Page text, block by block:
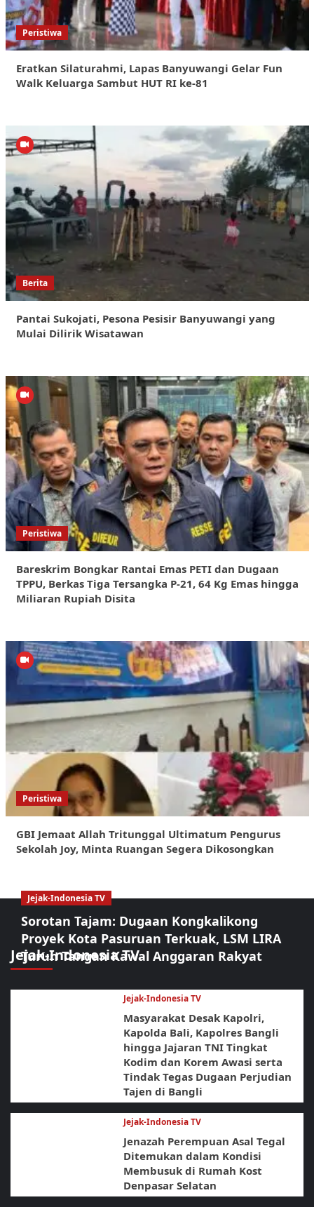
Peristiwa
Eratkan Silaturahmi, Lapas Banyuwangi Gelar Fun
Walk Keluarga Sambut HUT RI ke-81
Berita
Pantai Sukojati, Pesona Pesisir Banyuwangi yang
Mulai Dilirik Wisatawan
Peristiwa
Bareskrim Bongkar Rantai Emas PETI dan Dugaan
TPPU, Berkas Tiga Tersangka P-21, 64 Kg Emas hingga
Miliaran Rupiah Disita
Peristiwa
GBI Jemaat Allah Tritunggal Ultimatum Pengurus
Sekolah Joy, Minta Ruangan Segera Dikosongkan
Jejak-Indonesia TV
Jejak-Indonesia TV
Sorotan Tajam: Dugaan Kongkalikong
Proyek Kota Pasuruan Terkuak, LSM LIRA
Turun Tangan Kawal Anggaran Rakyat
Jejak-Indonesia TV
Masyarakat Desak Kapolri,
Kapolda Bali, Kapolres Bangli
hingga Jajaran TNI Tingkat
Kodim dan Korem Awasi serta
Tindak Tegas Dugaan Perjudian
Tajen di Bangli
Jejak-Indonesia TV
Jenazah Perempuan Asal Tegal
Ditemukan dalam Kondisi
Membusuk di Rumah Kost
Denpasar Selatan